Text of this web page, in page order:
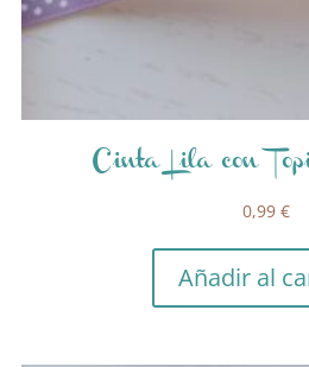
Cinta Lila con
0,99 €
Añadir al